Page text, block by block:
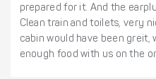
prepared for it. And the
Clean train and toilets, very
cabin would have been greit,
enough food with us on the